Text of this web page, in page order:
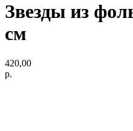
Звезды из
см
420,00
р.